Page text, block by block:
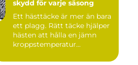
skydd för varje säsong
Ett hästtäcke är mer än bara
ett plagg. Rätt täcke hjälper
hästen att hålla en jämn
kroppstemperatur...